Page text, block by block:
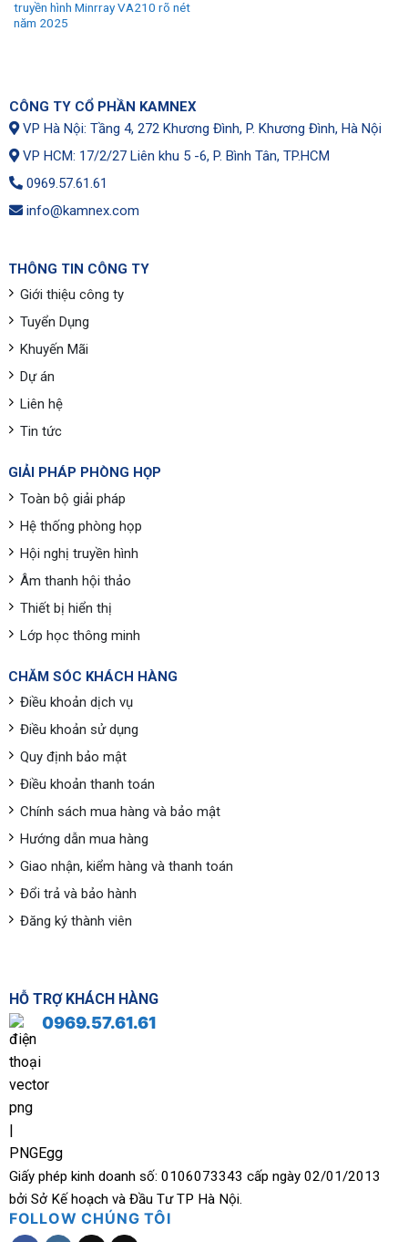
truyền hình Minrray VA210 rõ nét
năm 2025
CÔNG TY CỔ PHẦN KAMNEX
VP Hà Nội: Tầng 4, 272 Khương Đình, P. Khương Đình, Hà Nội
VP HCM: 17/2/27 Liên khu 5 -6, P. Bình Tân, TP.HCM
0969.57.61.61
info@kamnex.com
THÔNG TIN CÔNG TY
Giới thiệu công ty
Tuyển Dụng
Khuyến Mãi
Dự án
Liên hệ
Tin tức
GIẢI PHÁP PHÒNG HỌP
Toàn bộ giải pháp
Hệ thống phòng họp
Hội nghị truyền hình
Âm thanh hội thảo
Thiết bị hiển thị
Lớp học thông minh
CHĂM SÓC KHÁCH HÀNG
Điều khoản dịch vụ
Điều khoản sử dụng
Quy định bảo mật
Điều khoản thanh toán
Chính sách mua hàng và bảo mật
Hướng dẫn mua hàng
Giao nhận, kiểm hàng và thanh toán
Đổi trả và bảo hành
Đăng ký thành viên
HỖ TRỢ KHÁCH HÀNG
0969.57.61.61
Giấy phép kinh doanh số: 0106073343 cấp ngày 02/01/2013
bởi Sở Kế hoạch và Đầu Tư TP Hà Nội.
FOLLOW CHÚNG TÔI